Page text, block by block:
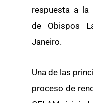
respuesta a la
de Obispos
Janeiro.
Una de las
proceso de